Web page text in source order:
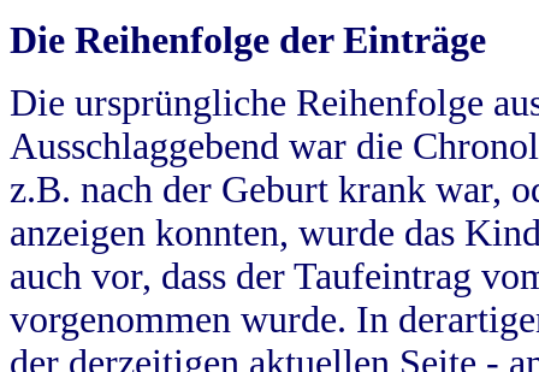
Die Reihenfolge der Einträge
Die ursprüngliche Reihenfolge
Ausschlaggebend war die
z.B. nach der Geburt krank war,
anzeigen konnten, wurde das
auch vor, dass der Taufeintrag
vorgenommen wurde. In
der derzeitigen aktuellen Seite -